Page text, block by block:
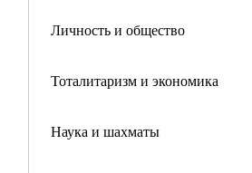
Личность и общество
Тоталитаризм и экономика
Наука и шахматы